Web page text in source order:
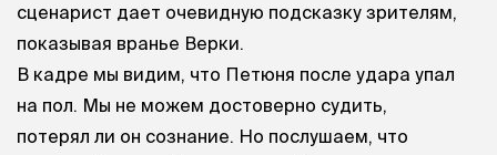
сценарист дает очевидную подсказку зрителям,
показывая вранье Верки.
В кадре мы видим, что Петюня после удара упал
на пол. Мы не можем достоверно судить,
потерял ли он сознание. Но послушаем, что